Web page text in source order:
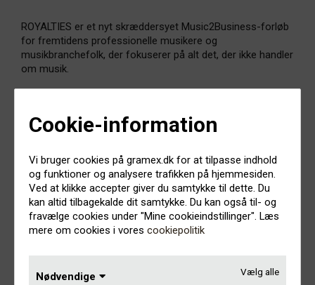
Cookie-information
Vi bruger cookies på gramex.dk for at tilpasse indhold
og funktioner og analysere trafikken på hjemmesiden.
Ved at klikke accepter giver du samtykke til dette. Du
kan altid tilbagekalde dit samtykke. Du kan også til- og
fravælge cookies under "Mine cookieindstillinger". Læs
mere om cookies i vores cookiepolitik
Vælg alle
Nødvendige
ROYALTIES er et nyt skræddersyet Music2Business-forløb
for fremtidens professionelle musikere og
musikbranchefolk, der fokuserer på alt det, der ikke handler
om musik.
med rytmisk musik. Du kan være solist, bandmedlem,
producer, sangskriver, booker, manager, koncertarrangør
Det vigtige er, at du har ild i øjnene og en drøm om at leve
af det, du laver, skriver Royalties.
Forløbet går ud på at ruste dig til en musikbranche under
radikal forandring, hvor de traditionelle forretningsmodeller
er under pres. Royalties giver dig redskaber til at arbejde